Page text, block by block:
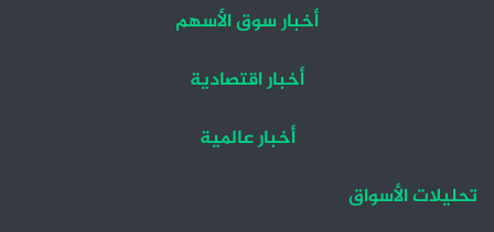
أخبار سوق الأسهم
أخبار اقتصادية
أخبار عالمية
تحليلات الأسواق